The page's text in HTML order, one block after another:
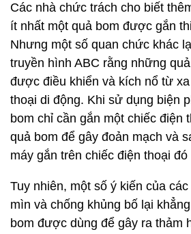
Các nhà chức trách cho biết
ít nhất một quả bom được gắn
Nhưng một số quan chức khác
truyền hình ABC rằng những
được điều khiển và kích nổ từ
thoại di động. Khi sử dụng biện
bom chỉ cần gắn một chiếc điện
quả bom để gây đoản mạch và
máy gắn trên chiếc điện thoại
Tuy nhiên, một số ý kiến của
mìn và chống khủng bố lại
bom được dùng để gây ra thảm